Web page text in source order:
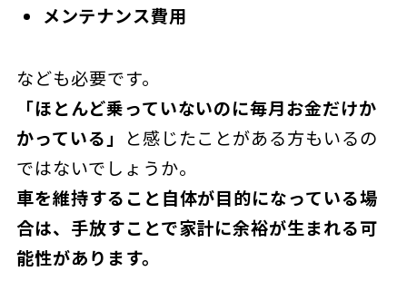
メンテナンス費用
なども必要です。
「ほとんど乗っていないのに毎月お金だけか
かっている」
と感じたことがある方もいるの
ではないでしょうか。
車を維持すること自体が目的になっている場
合は、手放すことで家計に余裕が生まれる可
能性があります。